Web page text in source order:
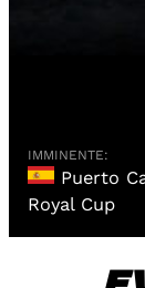
IMMINENTE:
Puerto
Royal Cup